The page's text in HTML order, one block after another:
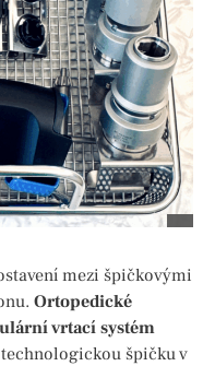
mezi špičkovými
Ortopedické
vrtací systém
špičku v